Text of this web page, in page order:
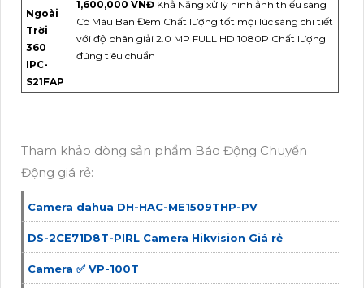
Ngoài
Trời
360
IPC-
S21FAP
1,600,000 VNĐ Khả Năng xử lý hình ảnh thiếu sáng
Có Màu Ban Đêm Chất lượng tốt mọi lúc sáng chi tiết
với độ phân giải 2.0 MP FULL HD 1080P Chất lượng
đúng tiêu chuẩn
Tham khảo dòng sản phẩm Báo Động Chuyển
Động giá rẻ:
Camera dahua DH-HAC-ME1509THP-PV
DS-2CE71D8T-PIRL Camera Hikvision Giá rẻ
Camera ✅ VP-100T